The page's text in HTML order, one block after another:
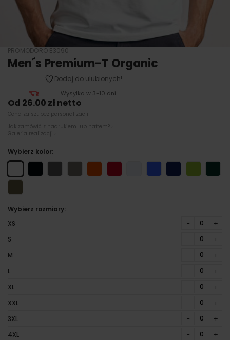
PROMODORO E3090
Men´s Premium-T Organic
Dodaj do ulubionych!
Wysyłka w 3-10 dni
Od 26.00 zł netto
Cena za szt bez personalizacji
Jak zamówić z nadrukiem lub haftem? ›
Galeria realizacji ›
Wybierz kolor:
Wybierz rozmiary:
XS
− +
S − +
M − +
L − +
XL − +
XXL − +
3XL − +
4XL − +